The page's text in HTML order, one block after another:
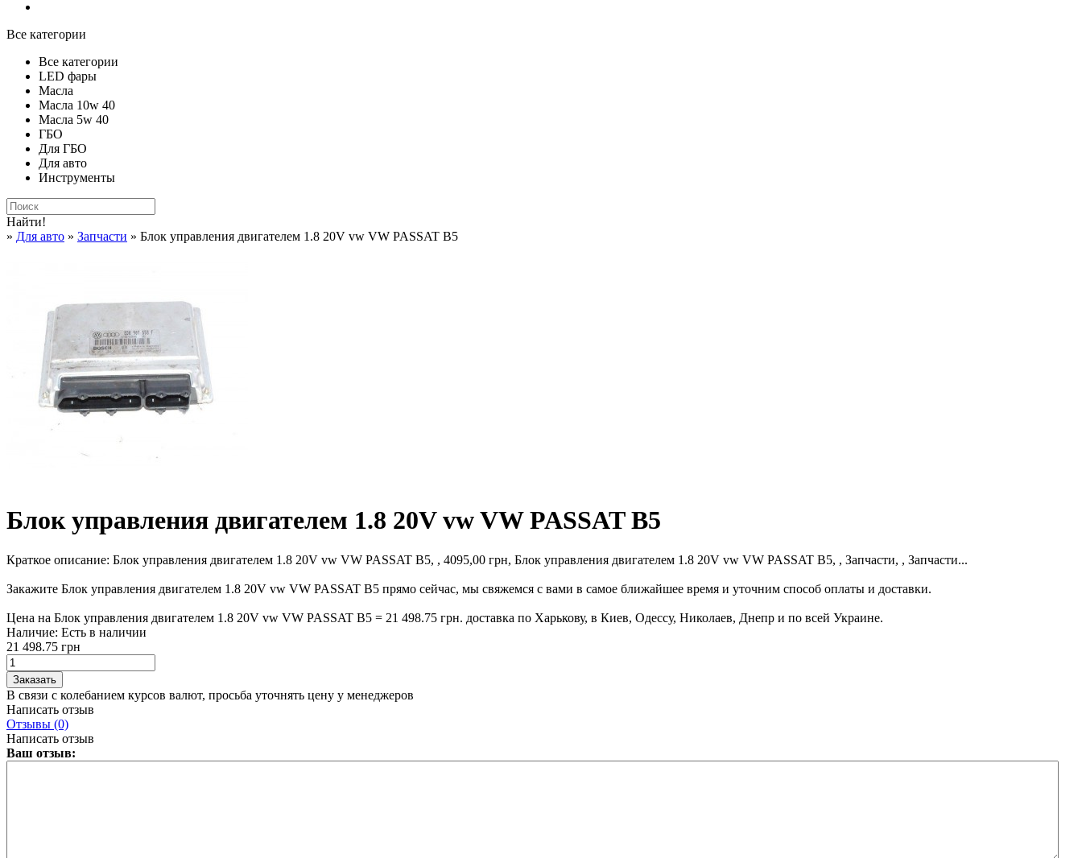
Все категории
Все категории
LED фары
Масла
Масла 10w 40
Масла 5w 40
ГБО
Для ГБО
Для авто
Инструменты
Найти!
» Для авто » Запчасти » Блок управления двигателем 1.8 20V vw VW PASSAT B5
Блок управления двигателем 1.8 20V vw VW PASSAT B5
Краткое описание: Блок управления двигателем 1.8 20V vw VW PASSAT B5, , 4095,00 грн, Блок управления двигателем 1.8 20V vw VW PASSAT B5, , Запчасти, , Запчасти...
Закажите Блок управления двигателем 1.8 20V vw VW PASSAT B5 прямо сейчас, мы свяжемся с вами в самое ближайшее время и уточним способ оплаты и доставки.
Цена на Блок управления двигателем 1.8 20V vw VW PASSAT B5 = 21 498.75 грн. доставка по Харькову, в Киев, Одессу, Николаев, Днепр и по всей Украине.
Наличие: Есть в наличии
21 498.75 грн
В связи с колебанием курсов валют, просьба уточнять цену у менеджеров
Написать отзыв
Отзывы (0)
Написать отзыв
Ваш отзыв: